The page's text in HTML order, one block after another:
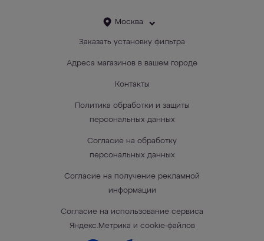
Москва
Заказать установку фильтра
Адреса магазинов в вашем городе
Контакты
Политика обработки и защиты
персональных данных
Согласие на обработку
персональных данных
Согласие на получение рекламной
информации
Согласие на использование сервиса
Яндекс.Метрика и cookie-файлов